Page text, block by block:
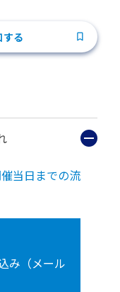
る
当日までの流
み（メール